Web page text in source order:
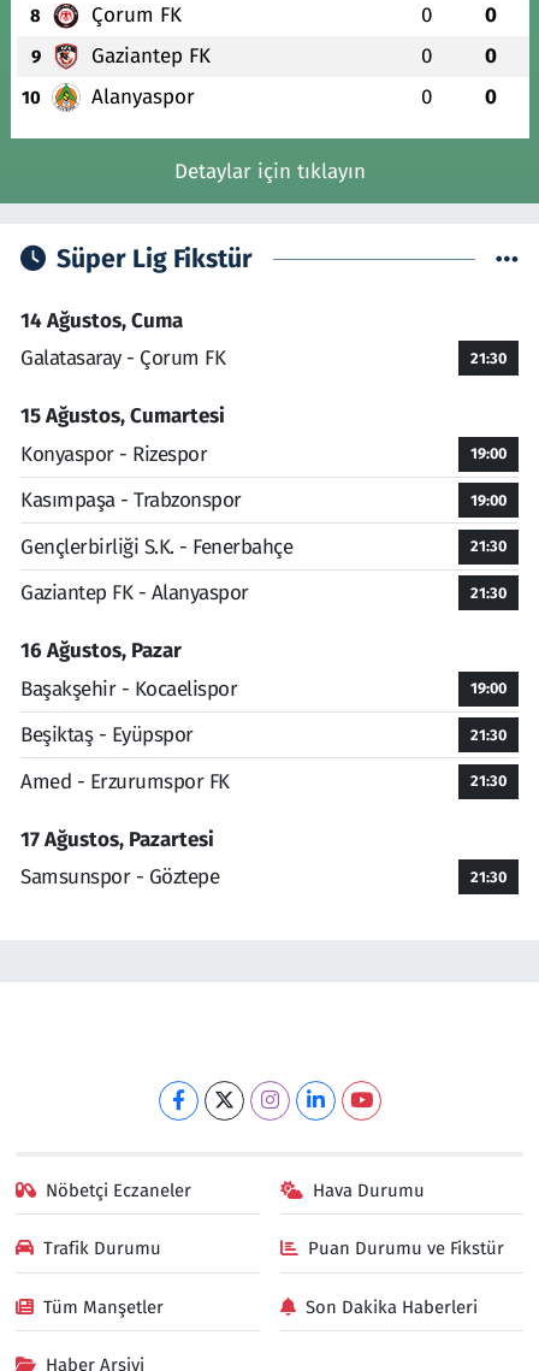
8 Çorum FK 0 0
9 Gaziantep FK 0 0
10 Alanyaspor 0 0
Detaylar için tıklayın
Süper Lig Fikstür
14 Ağustos, Cuma
Galatasaray - Çorum FK
21:30
15 Ağustos, Cumartesi
Konyaspor - Rizespor
19:00
Kasımpaşa - Trabzonspor 19:00
Gençlerbirliği S.K. - Fenerbahçe 21:30
Gaziantep FK - Alanyaspor 21:30
16 Ağustos, Pazar
Başakşehir - Kocaelispor
19:00
Beşiktaş - Eyüpspor 21:30
Amed - Erzurumspor FK 21:30
17 Ağustos, Pazartesi
Samsunspor - Göztepe
21:30
Nöbetçi Eczaneler Hava Durumu
Trafik Durumu Puan Durumu ve Fikstür
Tüm Manşetler Son Dakika Haberleri
Haber Arşivi